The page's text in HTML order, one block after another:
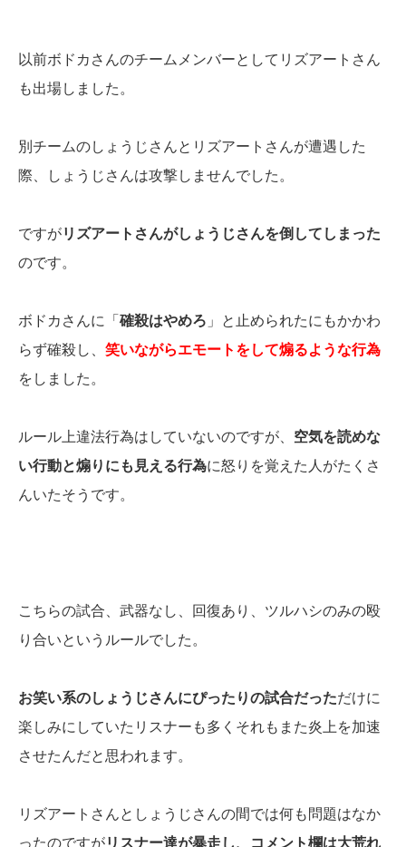
以前ボドカさんのチームメンバーとしてリズアートさん
も出場しました。
別チームのしょうじさんとリズアートさんが遭遇した
際、しょうじさんは攻撃しませんでした。
ですがリズアートさんがしょうじさんを倒してしまった
のです。
ボドカさんに「 確殺はやめろ 」と止められたにもかかわ
らず確殺し、 笑いながらエモートをして煽るような行為
をしました。
ルール上違法行為はしていないのですが、 空気を読めな
い行動と煽りにも見える行為に怒りを覚えた人がたくさ
んいたそうです。
こちらの試合、武器なし、回復あり、ツルハシのみの殴
り合いというルールでした。
お笑い系のしょうじさんにぴったりの試合だっただけに
楽しみにしていたリスナーも多くそれもまた炎上を加速
させたんだと思われます。
リズアートさんとしょうじさんの間では何も問題はなか
ったのですがリスナー達が暴走し、コメント欄は大荒れ